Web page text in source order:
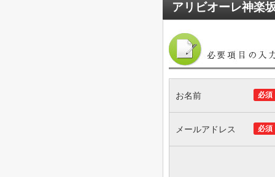
アリビオーレ神楽
必須
お名前
必須
メールアドレス